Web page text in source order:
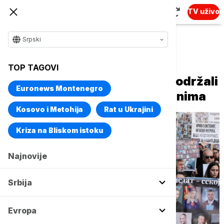
TV uživo
Srpski
TOP TAGOVI
Euronews Montenegro
Kosovo i Metohija Rat u Ukrajini
Kriza na Bliskom istoku
Najnovije
Srbija
Evropa
Porodice stradalih i građani održali
marš za žrtve požara u Kočanima